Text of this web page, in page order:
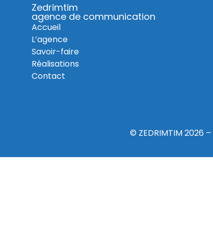
Zedrimtim
agence de communication
Accueil
L’agence
Savoir-faire
Réalisations
Contact
© ZEDRIMTIM 2026 –